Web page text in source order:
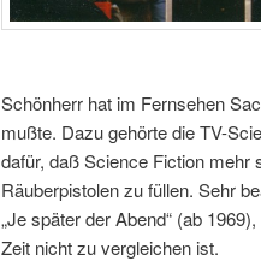
Schönherr hat im Fernsehen
mußte. Dazu gehörte die TV-
dafür, daß Science Fiction mehr
Räuberpistolen zu füllen. Sehr
„Je später der Abend“ (ab
Zeit nicht zu vergleichen ist.